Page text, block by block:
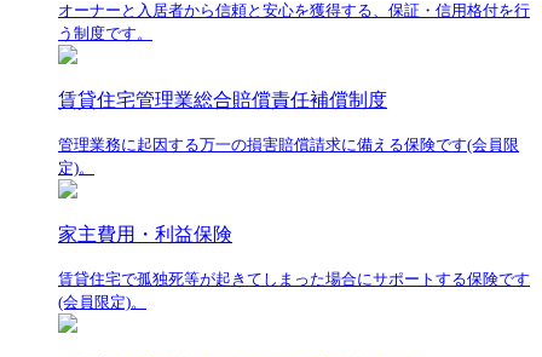
オーナーと入居者から信頼と安心を獲得する、保証・信用格付を行
う制度です。
賃貸住宅管理業総合賠償責任補償制度
管理業務に起因する万一の損害賠償請求に備える保険です(会員限
定)。
家主費用・利益保険
賃貸住宅で孤独死等が起きてしまった場合にサポートする保険です
(会員限定)。